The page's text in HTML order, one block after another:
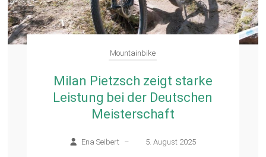
Mountainbike
Milan Pietzsch zeigt starke
Leistung bei der Deutschen
Meisterschaft
Ena Seibert – 5. August 2025